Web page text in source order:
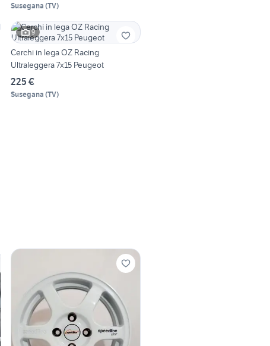
Susegana (TV)
9
Cerchi in lega OZ Racing
Ultraleggera 7x15 Peugeot
225 €
Susegana (TV)